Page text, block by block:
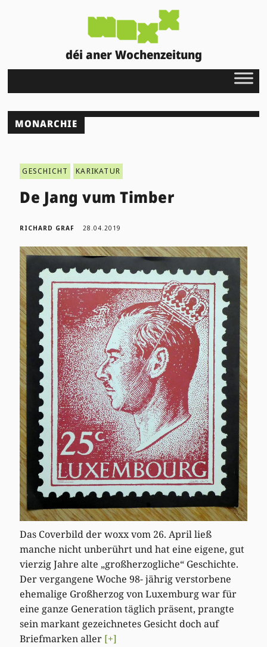
déi aner Wochenzeitung
MONARCHIE
GESCHICHT KARIKATUR
De Jang vum Timber
RICHARD GRAF 28.04.2019
Das Coverbild der woxx vom 26. April ließ
manche nicht unberührt und hat eine eigene, gut
vierzig Jahre alte „großherzogliche“ Geschichte.
Der vergangene Woche 98- jährig verstorbene
ehemalige Großherzog von Luxemburg war für
eine ganze Generation täglich präsent, prangte
sein markant gezeichnetes Gesicht doch auf
Briefmarken aller [+]